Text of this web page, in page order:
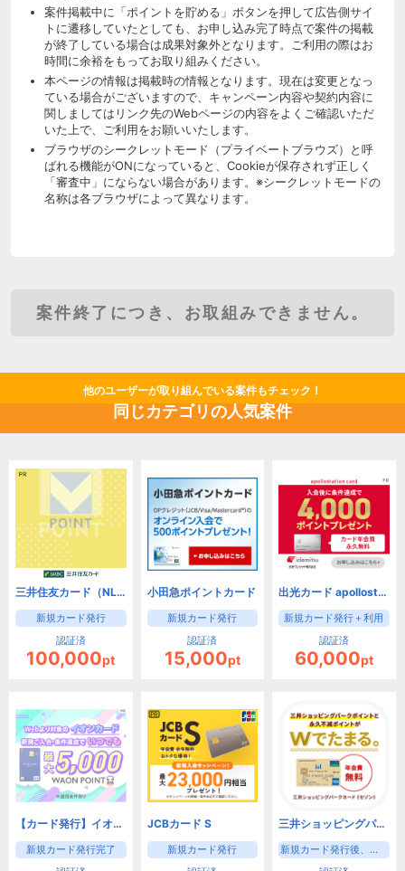
案件掲載中に「ポイントを貯める」ボタンを押して広告側サイ
トに遷移していたとしても、お申し込み完了時点で案件の掲載
が終了している場合は成果対象外となります。ご利用の際はお
時間に余裕をもってお取り組みください。
本ページの情報は掲載時の情報となります。現在は変更となっ
ている場合がございますので、キャンペーン内容や契約内容に
関しましてはリンク先のWebページの内容をよくご確認いただ
いた上で、ご利用をお願いいたします。
ブラウザのシークレットモード（プライベートブラウズ）と呼
ばれる機能がONになっていると、Cookieが保存されず正しく
「審査中」にならない場合があります。※シークレットモードの
名称は各ブラウザによって異なります。
案件終了につき、お取組みできません。
他のユーザーが取り組んでいる案件もチェック！
同じカテゴリの人気案件
三井住友カード（NL）
新規カード発行
認証済
100,000pt
小田急ポイントカード
新規カード発行
認証済
15,000pt
出光カード apollostation card（旧まいどプラスカード）
新規カード発行＋利用
認証済
60,000pt
【カード発行】イオンカード（WAON一体型）
新規カード発行完了
JCBカード S
新規カード発行
三井ショッピングパークカード《セゾン》（新規カード発行後、入会月の翌月末までに3000円(税込)の利用）【iOS・Android・PC】
新規カード発行後、入会月の翌月末までに3000円(税込)の利用